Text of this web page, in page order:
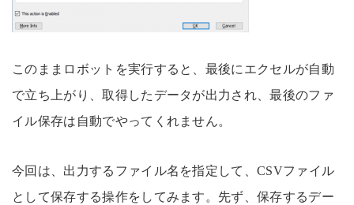
このままロボットを実行すると、最後にエクセルが自動
で立ち上がり、取得したデータが出力され、最後のファ
イル保存は自動でやってくれません。
今回は、出力するファイル名を指定して、CSVファイル
として保存する操作をしてみます。先ず、保存するデー